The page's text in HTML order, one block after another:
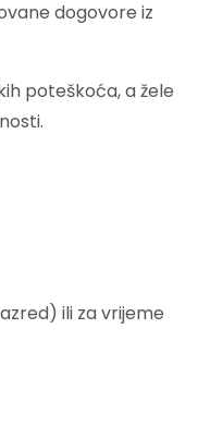
dogovore iz
poteškoća, a žele
ili za vrijeme